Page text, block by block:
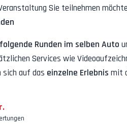
Sie teilnehmen
Runden im selben Auto
Services wie
sich auf das einzelne Erlebnis mit